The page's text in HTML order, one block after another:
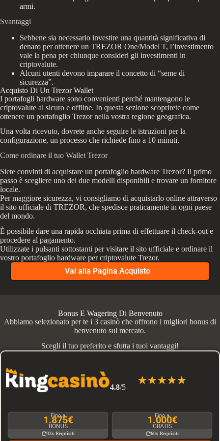
armi.
Svantaggi
Sebbene sia necessario investire una quantità significativa di
denaro per ottenere un TREZOR One/Model T, l’investimento
vale la pena per chiunque consideri gli investimenti in
criptovalute.
Alcuni utenti devono imparare il concetto di “seme di
sicurezza”.
Acquisto Di Un Trezor Wallet
I portafogli hardware sono convenienti perché mantengono le
criptovalute al sicuro e offline. In questa sezione scoprirete come
ottenere un portafoglio Trezor nella vostra regione geografica.
Una volta ricevuto, dovrete anche seguire le istruzioni per la
configurazione, un processo che richiede fino a 10 minuti.
Come ordinare il tuo Wallet Trezor
Siete convinti di acquistare un portafoglio hardware Trezor? Il primo
passo è scegliere uno dei due modelli disponibili e trovare un fornitore
locale.
Per maggiore sicurezza, vi consigliamo di acquistarlo online attraverso
il sito ufficiale di TREZOR, che spedisce praticamente in ogni paese
del mondo.
È possibile dare una rapida occhiata prima di effettuare il check-out e
procedere al pagamento.
Utilizzate i pulsanti sottostanti per visitare il sito ufficiale e ordinare il
vostro portafoglio hardware per criptovalute Trezor.
Vai alla Pagina Acquisto
Bonus E Wagering Di Benvenuto
Abbiamo selezionato per te i 3 casinò che offrono i migliori bonus di
benvenuto sul mercato.
Scegli il tuo preferito e sfutta i tuoi vantaggi!
☆☆☆☆☆
4.8/5
Fino a
1.875€
BONUS
33x Requisiti
Fino a
1.000€
GRATIS
60x Requisiti